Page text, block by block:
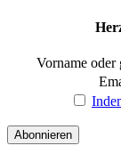
Vorname oder